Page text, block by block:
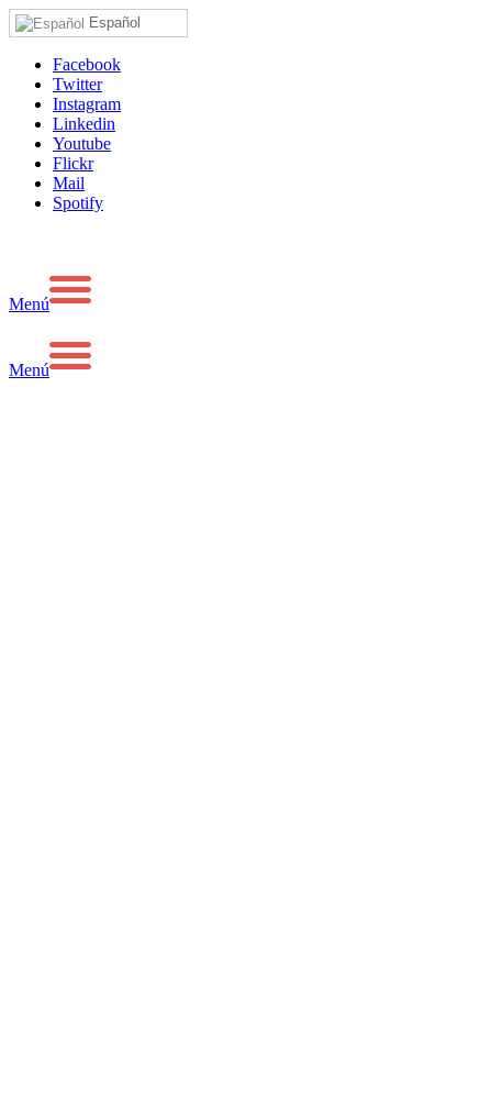
Español
Facebook
Twitter
Instagram
Linkedin
Youtube
Flickr
Mail
Spotify
Menú
Menú